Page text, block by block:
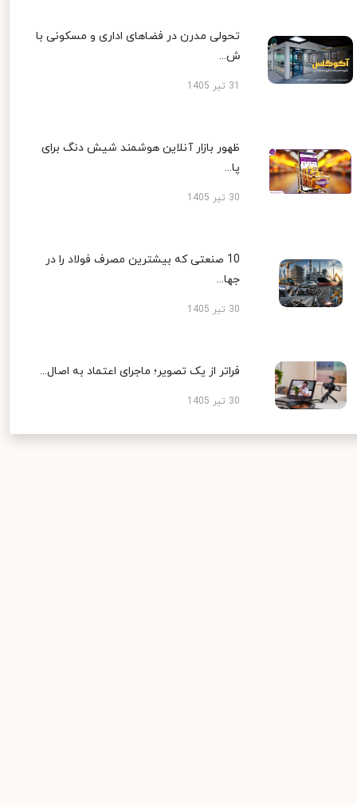
تحولی مدرن در فضاهای اداری و مسکونی با
ش...
ظهور بازار آنلاین هوشمند شیش دنگ برای
پا...
30 تیر 1405
10 صنعتی که بیشترین مصرف فولاد را در
جها...
30 تیر 1405
فراتر از یک تصویر؛ ماجرای اعتماد به اصال...
30 تیر 1405